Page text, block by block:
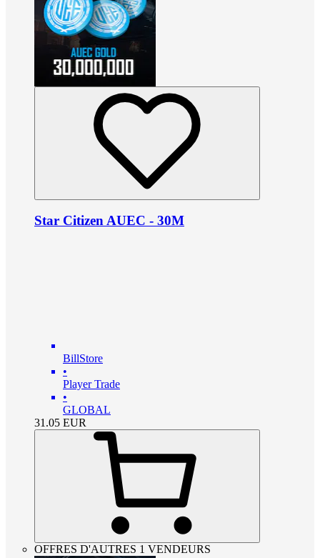
Star Citizen AUEC - 30M
BillStore
•
Player Trade
•
GLOBAL
31.05 EUR
OFFRES D'AUTRES 1 VENDEURS